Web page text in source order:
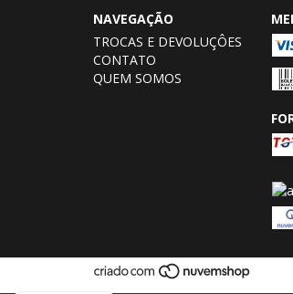
NAVEGAÇÃO
TROCAS E DEVOLUÇÔES
CONTATO
QUEM SOMOS